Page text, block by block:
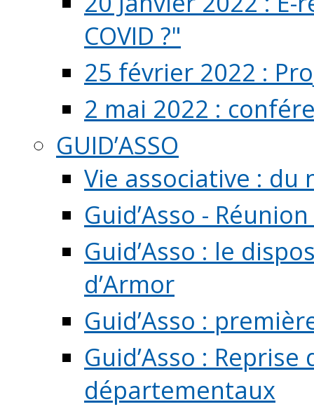
COVID ?"
25 février 2022 :
2 mai 2022 :
GUID’ASSO
Vie associative : du
Guid’Asso -
Guid’Asso : le
d’Armor
Guid’Asso :
Guid’Asso :
départementaux